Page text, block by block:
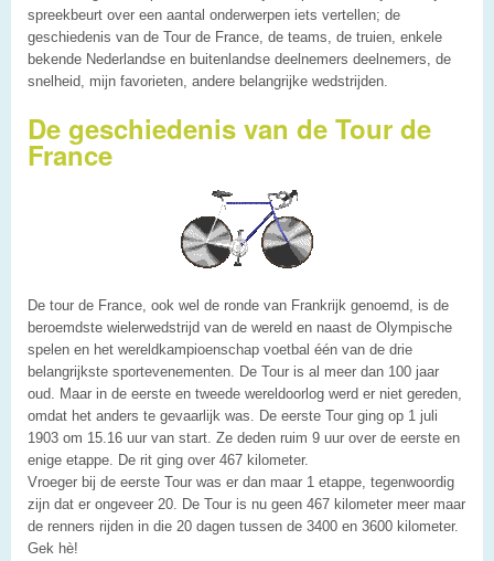
spreekbeurt over een aantal onderwerpen iets vertellen; de
geschiedenis van de Tour de France, de teams, de truien, enkele
bekende Nederlandse en buitenlandse deelnemers deelnemers, de
snelheid, mijn favorieten, andere belangrijke wedstrijden.
De geschiedenis van de Tour de
France
De tour de France, ook wel de ronde van Frankrijk genoemd, is de
beroemdste wielerwedstrijd van de wereld en naast de Olympische
spelen en het wereldkampioenschap voetbal één van de drie
belangrijkste sportevenementen. De Tour is al meer dan 100 jaar
oud. Maar in de eerste en tweede wereldoorlog werd er niet gereden,
omdat het anders te gevaarlijk was. De eerste Tour ging op 1 juli
1903 om 15.16 uur van start. Ze deden ruim 9 uur over de eerste en
enige etappe. De rit ging over 467 kilometer.
Vroeger bij de eerste Tour was er dan maar 1 etappe, tegenwoordig
zijn dat er ongeveer 20. De Tour is nu geen 467 kilometer meer maar
de renners rijden in die 20 dagen tussen de 3400 en 3600 kilometer.
Gek hè!